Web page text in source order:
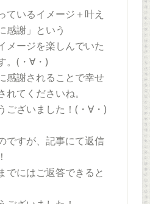
ているイメージ＋叶え
感謝」という
メージを楽しんでいた
。(・∀・)
感謝されることで幸せ
れてくださいね。
ございました！(・∀・)
ですが、記事にて返信
でにはご返答できると